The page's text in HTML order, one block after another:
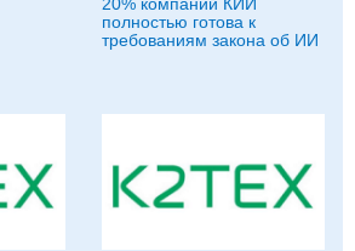
полностью готова к
требованиям закона об ИИ